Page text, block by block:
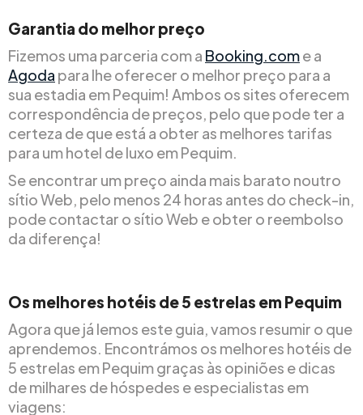
Garantia do melhor preço
Fizemos uma parceria com a Booking.come a
Agoda para lhe oferecer o melhor preço para a
sua estadia em Pequim! Ambos os sites oferecem
correspondência de preços, pelo que pode ter a
certeza de que está a obter as melhores tarifas
para um hotel de luxo em Pequim.
Se encontrar um preço ainda mais barato noutro
sítio Web, pelo menos 24 horas antes do check-in,
pode contactar o sítio Web e obter o reembolso
da diferença!
Os melhores hotéis de 5 estrelas em Pequim
Agora que já lemos este guia, vamos resumir o que
aprendemos. Encontrámos os melhores hotéis de
5 estrelas em Pequim graças às opiniões e dicas
de milhares de hóspedes e especialistas em
viagens: